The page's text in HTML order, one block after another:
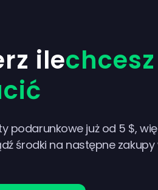
ilechcesz
podarunkowe już od 5 $,
środki na następne zakupy